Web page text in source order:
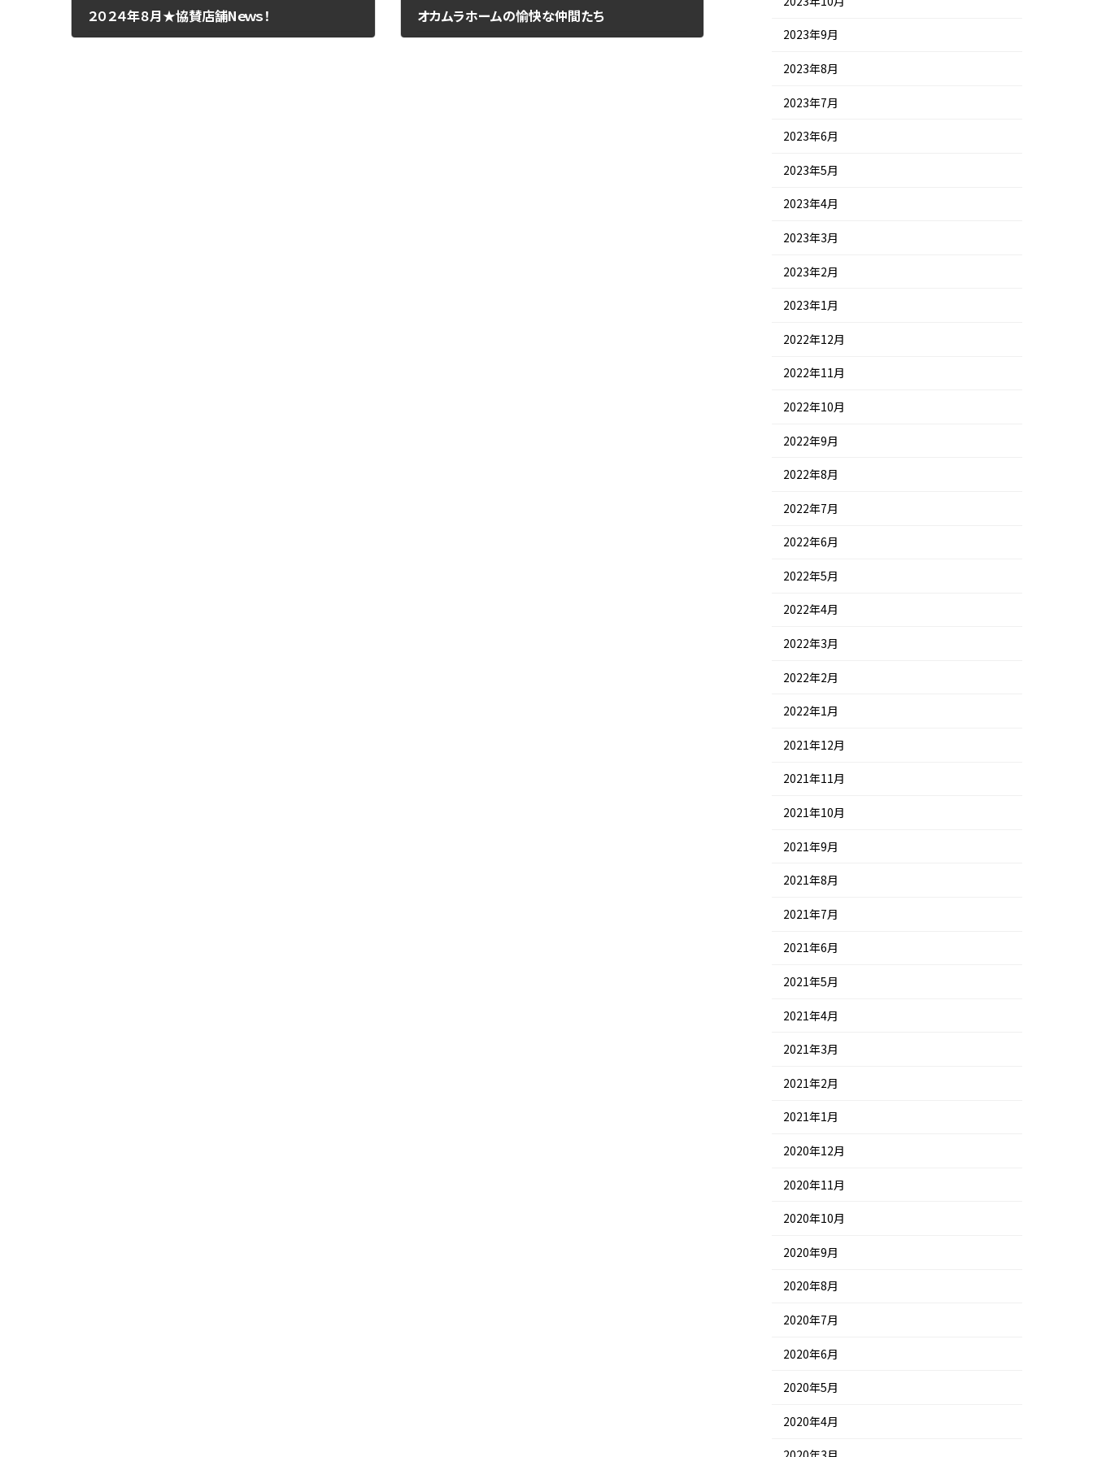
２０２４年８月★協賛店舗Nｅｗｓ！ オカムラホームの愉快な仲間たち
2023年9月
2023年8月
2023年7月
2023年6月
2023年5月
2023年4月
2023年3月
2023年2月
2023年1月
2022年12月
2022年11月
2022年10月
2022年9月
2022年8月
2022年7月
2022年6月
2022年5月
2022年4月
2022年3月
2022年2月
2022年1月
2021年12月
2021年11月
2021年10月
2021年9月
2021年8月
2021年7月
2021年6月
2021年5月
2021年4月
2021年3月
2021年2月
2021年1月
2020年12月
2020年11月
2020年10月
2020年9月
2020年8月
2020年7月
2020年6月
2020年5月
2020年4月